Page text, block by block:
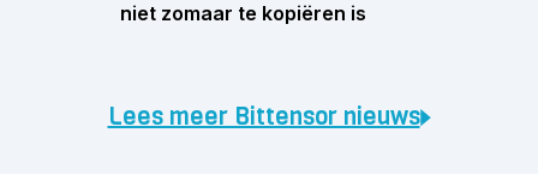
niet zomaar te kopiëren is
Lees meer Bittensor nieuws